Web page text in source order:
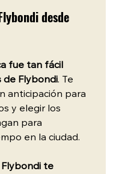
desde
fue tan fácil
de Flybondi. Te
anticipación para
y elegir los
para
en la ciudad.
Flybondi te